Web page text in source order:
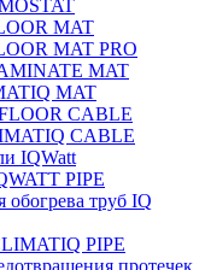
MAT
MAT PRO
MAT
MAT
CABLE
CABLE
IQWatt
PIPE
обогрева труб IQ
PIPE
протечек